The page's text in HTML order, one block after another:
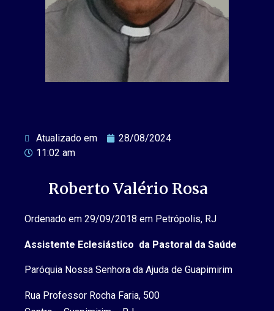
Atualizado em
28/08/2024
11:02 am
Roberto Valério Rosa
Ordenado em 29/09/2018 em Petrópolis, RJ
Assistente Eclesiástico da Pastoral da Saúde
Paróquia Nossa Senhora da Ajuda de Guapimirim
Rua Professor Rocha Faria, 500